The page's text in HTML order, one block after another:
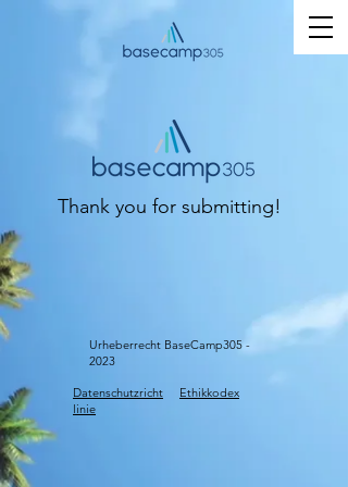
Thank you for submitting!
Urheberrecht BaseCamp305 -
2023
Datenschutzricht
linie
Ethikkodex